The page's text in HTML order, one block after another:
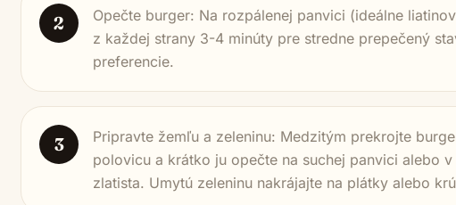
2
Opečte burger: Na rozpálenej panvici (ideálne
z každej strany 3-4 minúty pre stredne prepečený
preferencie.
3
Pripravte žemľu a zeleninu: Medzitým prekrojte
polovicu a krátko ju opečte na suchej panvici alebo
zlatista. Umytú zeleninu nakrájajte na plátky alebo